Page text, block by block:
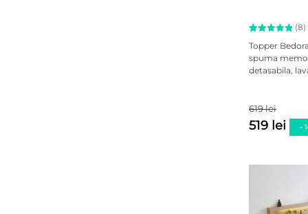
Evaluat la
5.00
din 5 pe
baza a
8
(8)
Topper
spuma
detasabila,
619 lei
519 lei -